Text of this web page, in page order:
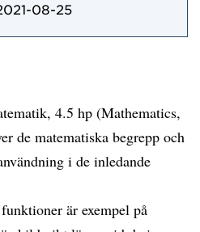
08-25
4.5 hp (Mathematics,
de matematiska begrepp och
i de inledande
är exempel på